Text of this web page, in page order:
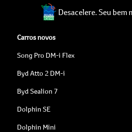
Desacelere. Seu bem
Carros novos
Song Pro DM-i Flex
Byd Atto 2 DM-i
Byd Sealion 7
Dolphin SE
Dolphin Mini